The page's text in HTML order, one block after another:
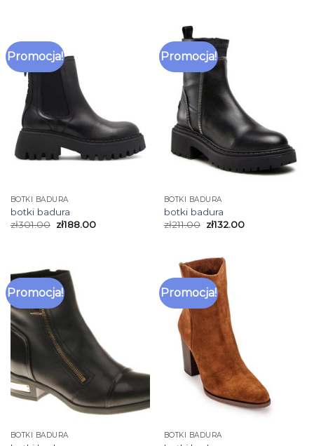
Promocja!
BOTKI BADURA
botki badura
zł301.00 zł188.00
Promocja!
BOTKI BADURA
botki badura
zł211.00 zł132.00
Promocja!
BOTKI BADURA
Promocja!
BOTKI BADURA